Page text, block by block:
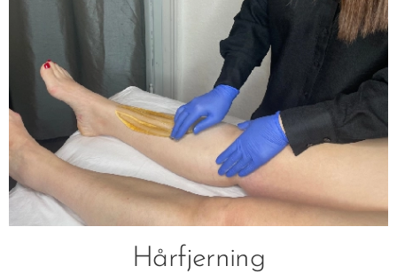
Hårfjerning